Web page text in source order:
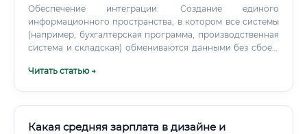
Обеспечение интеграции: Создание единого
информационного пространства, в котором все системы
(например, бухгалтерская программа, производственная
система и складская) обмениваются данными без сбоев.
работы внедренных систем, сбор обратной связи и
Читать статью →
Какая средняя зарплата в дизайне и